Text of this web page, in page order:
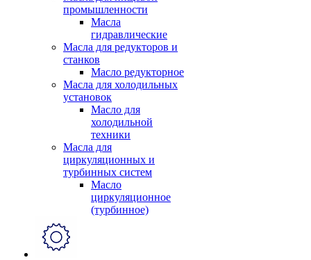
промышленности
Масла
гидравлические
Масла для редукторов и
станков
Масло редукторное
Масла для холодильных
установок
Масло для
холодильной
техники
Масла для
циркуляционных и
турбинных систем
Масло
циркуляционное
(турбинное)